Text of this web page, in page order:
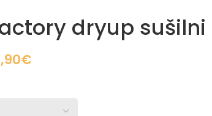
dryup
€